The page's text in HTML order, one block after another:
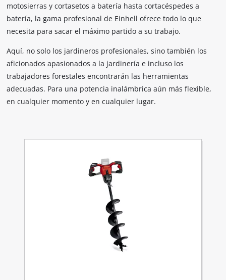
motosierras y cortasetos a batería hasta cortacéspedes a
batería, la gama profesional de Einhell ofrece todo lo que
necesita para sacar el máximo partido a su trabajo.
Aquí, no solo los jardineros profesionales, sino también los
aficionados apasionados a la jardinería e incluso los
trabajadores forestales encontrarán las herramientas
adecuadas. Para una potencia inalámbrica aún más flexible,
en cualquier momento y en cualquier lugar.